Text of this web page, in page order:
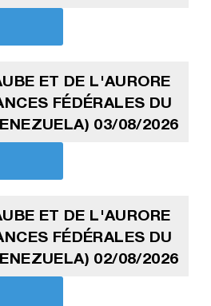
ET DE L'AURORE
FÉDÉRALES DU
03/08/2026
ET DE L'AURORE
FÉDÉRALES DU
02/08/2026